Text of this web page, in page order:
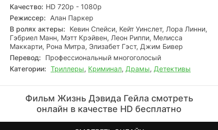
Качество: HD 720p - 1080p
Режиссер:
Алан Паркер
В ролях актеры:
Кевин Спейси, Кейт Уинслет, Лора Линни,
Гэбриел Манн, Мэтт Крэйвен, Леон Риппи, Мелисса
Маккарти, Рона Митра, Элизабет Гэст, Джим Бивер
Перевод:
Профессиональный многоголосый
Категории: Триллеры, Криминал, Драмы, Детективы
Фильм Жизнь Дэвида Гейла смотреть
онлайн в качестве HD бесплатно